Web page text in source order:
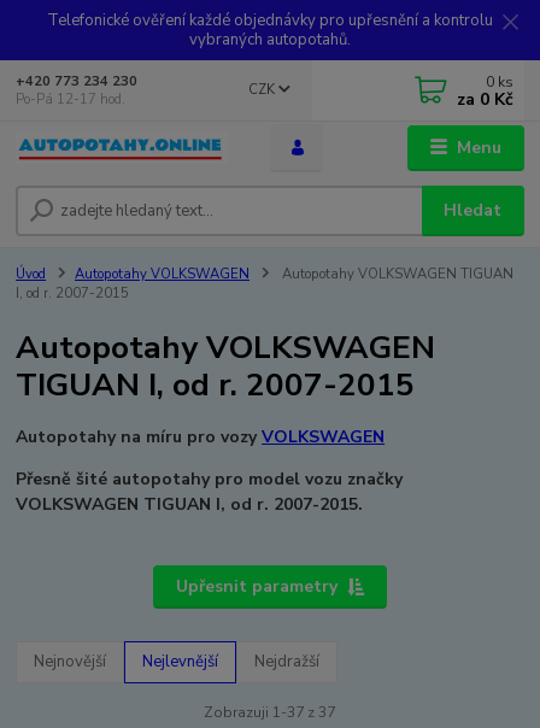
Telefonické ověření každé objednávky pro upřesnění a kontrolu
vybraných autopotahů.
Menu
CZK
Hledat
+420 773 234 230
Po-Pá 12-17 hod.
0 ks
za 0 Kč
Úvod Autopotahy VOLKSWAGEN
Autopotahy VOLKSWAGEN TIGUAN
I, od r. 2007-2015
Autopotahy VOLKSWAGEN
TIGUAN I, od r. 2007-2015
Autopotahy na míru pro vozyVOLKSWAGEN
Přesně šité autopotahy pro model vozu značky
VOLKSWAGEN TIGUAN I, od r. 2007-2015.
Upřesnit parametry
Nejnovější Nejlevnější Nejdražší
Zobrazuji 1-37 z 37